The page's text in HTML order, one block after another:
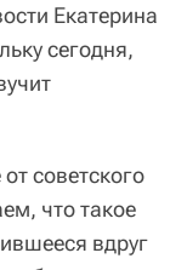
Екатерина
сегодня,
советского
что такое
вдруг